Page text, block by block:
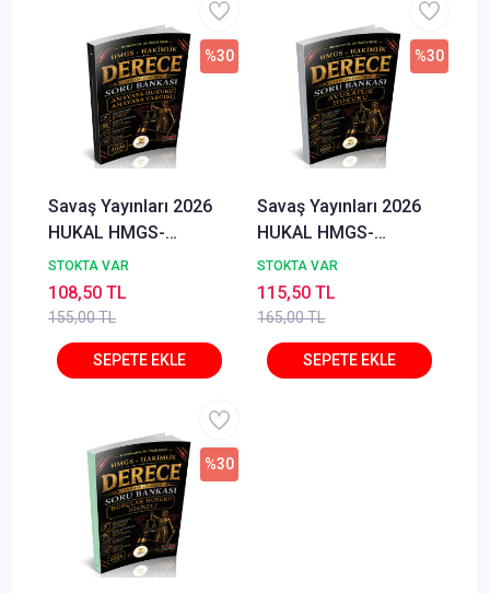
Savaş Yayınları 2026
HUKAL HMGS-
Hakimlik Derece
Anayasa Hukuku
Anayasa Yargısı Soru
Bankası Özgür Özsoy
STOKTA VAR
155,00 TL
%30
108,50 TL
Savaş Yayınları 2026
HUKAL HMGS-
Hakimlik Derece
Avukatlık Hukuku Soru
Bankası Özgür Özsoy
STOKTA VAR
165,00 TL
%30
115,50 TL
%30